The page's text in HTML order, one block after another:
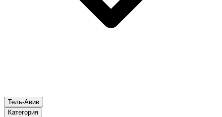
Тель-Авив
Категория